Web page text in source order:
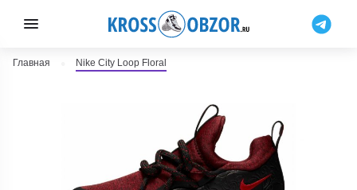
Главная Nike City Loop Floral